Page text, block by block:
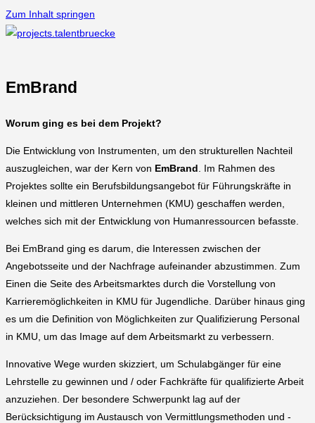
Zum Inhalt springen
EmBrand
Worum ging es bei dem Projekt?
Die Entwicklung von Instrumenten, um den strukturellen Nachteil
auszugleichen, war der Kern von EmBrand . Im Rahmen des
Projektes sollte ein Berufsbildungsangebot für Führungskräfte in
kleinen und mittleren Unternehmen (KMU) geschaffen werden,
welches sich mit der Entwicklung von Humanressourcen befasste.
Bei EmBrand ging es darum, die Interessen zwischen der
Angebotsseite und der Nachfrage aufeinander abzustimmen. Zum
Einen die Seite des Arbeitsmarktes durch die Vorstellung von
Karrieremöglichkeiten in KMU für Jugendliche. Darüber hinaus ging
es um die Definition von Möglichkeiten zur Qualifizierung Personal
in KMU, um das Image auf dem Arbeitsmarkt zu verbessern.
Innovative Wege wurden skizziert, um Schulabgänger für eine
Lehrstelle zu gewinnen und / oder Fachkräfte für qualifizierte Arbeit
anzuziehen. Der besondere Schwerpunkt lag auf der
Berücksichtigung im Austausch von Vermittlungsmethoden und -